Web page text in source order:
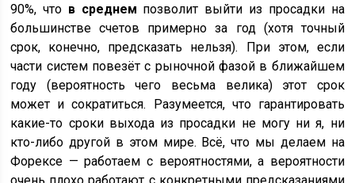
90%, что в среднем позволит выйти из просадки на
большинстве счетов примерно за год (хотя точный
срок, конечно, предсказать нельзя). При этом, если
части систем повезёт с рыночной фазой в ближайшем
году (вероятность чего весьма велика) этот срок
может и сократиться. Разумеется, что гарантировать
какие-то сроки выхода из просадки не могу ни я, ни
кто-либо другой в этом мире. Всё, что мы делаем на
Форексе — работаем с вероятностями, а вероятности